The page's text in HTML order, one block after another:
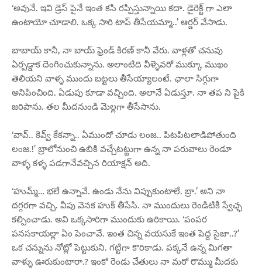
‘అవునే. ఇవి డ్రెస్ పైనే ఇంత కసి రప్పిస్తున్నాయి కదా. డైరెక్ట్ గా ఎలా
ఉంటాయో చూడాలి. ఒక్క సారి టాప్ తీసేయమ్మా..’ ఆర్డర్ వేసాడు.
బాబాయ్ కానీ, నా బాయ్ ఫ్రెండ్ కిరణ్ కానీ వేరు. వాళ్లతో చనువు
ఏర్పడ్డాక దెంగించుకున్నాను. అలాంటిది వీళ్ళెవరో ముక్కూ ముఖం
తెలియని వాళ్ళ ముందు బట్టలు తీసేయ్యాలంటే. ఛాలా సిగ్గుగా
అనిపించింది. ఏడుపు కూడా వచ్చింది. అలానే ఏడుస్తూ. నా తప ని పైకి
జరిపాను. తల మీదనుండి మెల్లగా తీసేసాను.
‘వావ్.. కెవ్వ్ కేకన్నా.. ఏముందో చూడు లంజ.. పిటపిటలాడిపోతుంది
లంజ.!’ బ్రాలోనుంచి ఉబికి వచ్చేటట్టుగా ఉన్న నా పరువాలు రెండూ
వాళ్ళ కళ్ళ పడగానేవచ్చిన రియాక్షన్ అది.
‘హుమ్మ్… భలే ఉన్నావే. ఉండు నేను విప్పుకుంటాలే. బ్రా.’ అని నా
దగ్గరగా వచ్చి. వీపు వెనక హుక్ తీసేసి. నా ముందులు రెండిటికీ స్వేఛ్ఛ
కల్పించాడు. అవి ఒక్కసారిగా ముందుకు ఉరికాయి. ‘పంపర
పనసకాయల్లా ఏం పెంచావే. ఇంత చిన్న వయసుకే ఇంత పెద్ద సైజా..?’
ఒక చన్నును నోట్లో పెట్టుకుని. గట్టిగా కొరికాడు. పక్కనే ఉన్న మిగతా
వాళ్ళు ఊరుకుంటారా.? ఇంకో రెండు చేతులు నా మరో రొమ్ము మీదకు